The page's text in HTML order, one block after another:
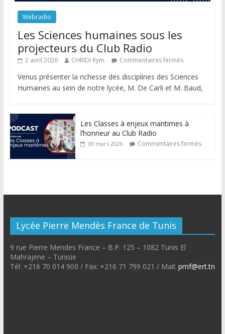
Webradio
Les Sciences humaines sous les
projecteurs du Club Radio
2 avril 2026 CHRIDI Rym Commentaires fermés
Venus présenter la richesse des disciplines des Sciences
Humaines au sein de notre lycée, M. De Carli et M. Baud,
Les Classes à enjeux maritimes à
l’honneur au Club Radio
30 mars 2026 Commentaires fermés
Lycée Pierre Mendès France de Tunis
9 rue Pierre Mendes France – B.P. 125 – 1082 Tunis El
Mahrajene – Tunisie
Tél: +216 70 014 900 / Fax: +216 71 799 021 / Mail: pmf@ert.tn